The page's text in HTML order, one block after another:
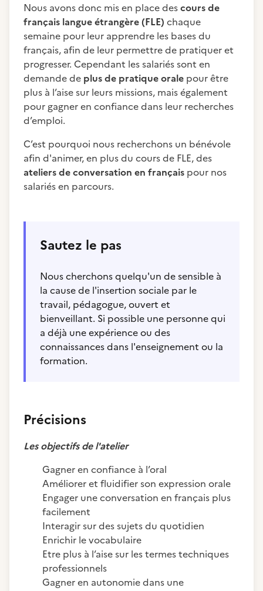
Nous avons donc mis en place descours de
français langue étrangère (FLE) chaque
semaine pour leur apprendre les bases du
français, afin de leur permettre de pratiquer et
progresser. Cependant les salariés sont en
demande de plus de pratique orale pour être
plus à l’aise sur leurs missions, mais également
pour gagner en confiance dans leur recherches
d’emploi.
C’est pourquoi nous recherchons un bénévole
afin d'animer, en plus du cours de FLE, des
ateliers de conversation en français pour nos
salariés en parcours.
Sautez le pas
Nous cherchons quelqu'un de sensible à
la cause de l'insertion sociale par le
travail, pédagogue, ouvert et
bienveillant. Si possible une personne qui
a déjà une expérience ou des
connaissances dans l'enseignement ou la
formation.
Précisions
Les objectifs de l'atelier
Gagner en confiance à l’oral
Améliorer et fluidifier son expression orale
Engager une conversation en français plus
facilement
Interagir sur des sujets du quotidien
Enrichir le vocabulaire
Etre plus à l’aise sur les termes techniques
professionnels
Gagner en autonomie dans une